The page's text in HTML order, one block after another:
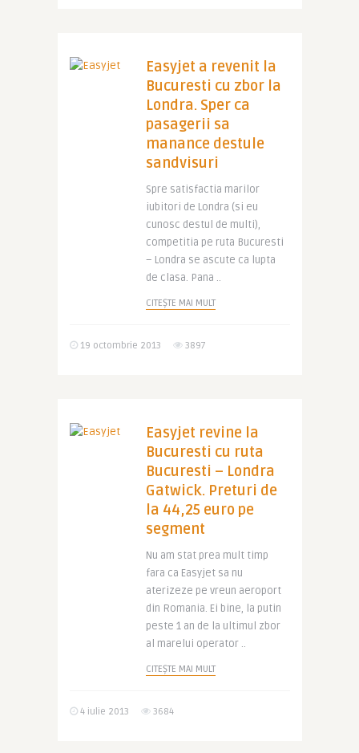
Easyjet a revenit la
Bucuresti cu zbor la
Londra. Sper ca
pasagerii sa
manance destule
sandvisuri
Spre satisfactia marilor
iubitori de Londra (si eu
cunosc destul de multi),
competitia pe ruta Bucuresti
– Londra se ascute ca lupta
de clasa. Pana ..
CITEȘTE MAI MULT
19 octombrie 2013 3897
Easyjet revine la
Bucuresti cu ruta
Bucuresti – Londra
Gatwick. Preturi de
la 44,25 euro pe
segment
Nu am stat prea mult timp
fara ca Easyjet sa nu
aterizeze pe vreun aeroport
din Romania. Ei bine, la putin
peste 1 an de la ultimul zbor
al marelui operator ..
CITEȘTE MAI MULT
4 iulie 2013 3684